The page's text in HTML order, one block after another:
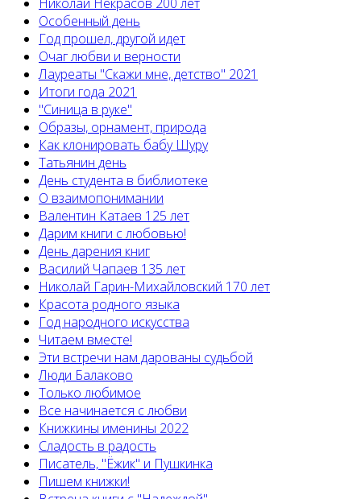
Особенный день
Год прошел, другой идет
Очаг любви и верности
Лауреаты "Скажи мне, детство" 2021
Итоги года 2021
"Синица в руке"
Образы, орнамент, природа
Как клонировать бабу Шуру
Татьянин день
День студента в библиотеке
О взаимопонимании
Валентин Катаев 125 лет
Дарим книги с любовью!
День дарения книг
Василий Чапаев 135 лет
Николай Гарин-Михайловский 170 лет
Красота родного языка
Год народного искусства
Читаем вместе!
Эти встречи нам дарованы судьбой
Люди Балаково
Только любимое
Все начинается с любви
Книжкины именины 2022
Сладость в радость
Писатель, "Ёжик" и Пушкинка
Пишем книжки!